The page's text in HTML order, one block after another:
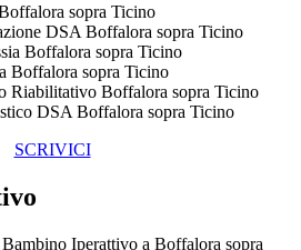
sopra Ticino
DSA Boffalora sopra Ticino
Boffalora sopra Ticino
Boffalora sopra Ticino
Riabilitativo Boffalora sopra Ticino
DSA Boffalora sopra Ticino
SCRIVICI